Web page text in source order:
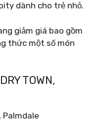
dành cho trẻ nhỏ.
giảm giá bao gồm
thức một số món
TOWN,